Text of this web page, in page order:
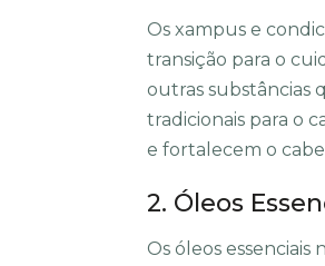
Os xampus e
transição para o
outras substâncias
tradicionais para o
e fortalecem o
2. Óleos
Os óleos